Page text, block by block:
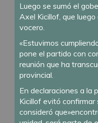
Luego se sumó el
Axel Kicillof, que
vocero.
«Estuvimos
pone el partido con
reunión que ha
provincial.
En declaraciones a la
Kicillof evitó confirmar
consideró